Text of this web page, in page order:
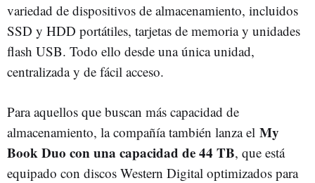
variedad de dispositivos de almacenamiento, incluidos
SSD y HDD portátiles, tarjetas de memoria y unidades
flash USB. Todo ello desde una única unidad,
centralizada y de fácil acceso.
Para aquellos que buscan más capacidad de
almacenamiento, la compañía también lanza el My
Book Duo con una capacidad de 44 TB, que está
equipado con discos Western Digital optimizados para